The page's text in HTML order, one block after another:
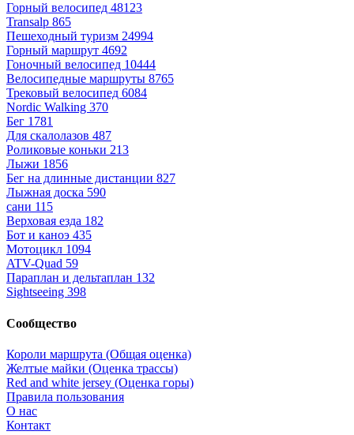
Горный велосипед 48123
Transalp 865
Пешеходный туризм 24994
Горный маршрут 4692
Гоночный велосипед 10444
Велосипедные маршруты 8765
Трековый велосипед 6084
Nordic Walking 370
Бег 1781
Для скалолазов 487
Роликовые коньки 213
Лыжи 1856
Бег на длинные дистанции 827
Лыжная доска 590
сани 115
Верховая езда 182
Бот и каноэ 435
Мотоцикл 1094
ATV-Quad 59
Параплан и дельтаплан 132
Sightseeing 398
Сообщество
Короли маршрута (Общая оценка)
Желтые майки (Оценка трассы)
Red and white jersey (Оценка горы)
Правила пользования
О нас
Контакт